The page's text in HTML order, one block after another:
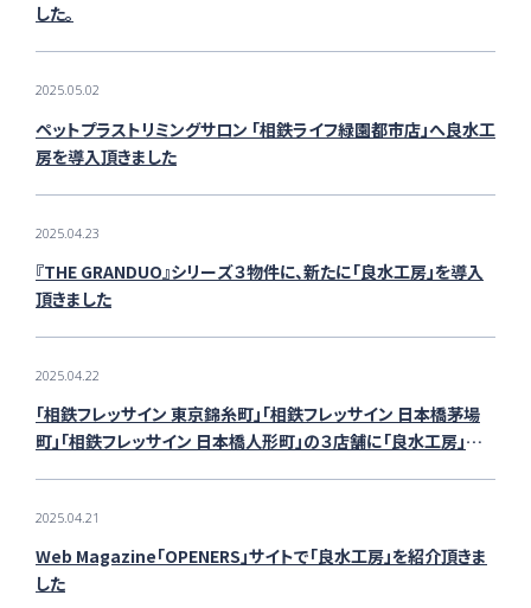
した。
2025.05.02
ペットプラストリミングサロン 「相鉄ライフ緑園都市店」へ良水工
房を導入頂きました
2025.04.23
『THE GRANDUO』シリーズ３物件に、新たに「良水工房」を導入
頂きました
2025.04.22
「相鉄フレッサイン 東京錦糸町」「相鉄フレッサイン 日本橋茅場
町」「相鉄フレッサイン 日本橋人形町」の３店舗に「良水工房」を
2025.04.21
Web Magazine「OPENERS」サイトで「良水工房」を紹介頂きま
した